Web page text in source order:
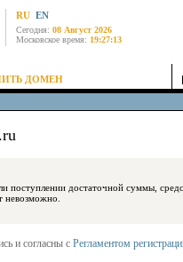
RU EN
Сегодня: 08 Август 2026
Московское время: 19:27:13
ДОМЕН
достаточной суммы, средства будут
невозможно.
и согласны с Регламентом